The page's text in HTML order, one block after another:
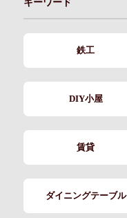
キーワード
鉄工
DIY小屋
賃貸
ダイニングテーブル